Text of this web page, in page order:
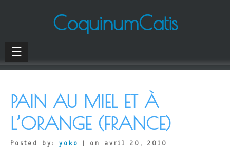
CoquinumCatis
☰
PAIN AU MIEL ET À
L’ORANGE (FRANCE)
Posted by: yoko | on avril 20, 2010